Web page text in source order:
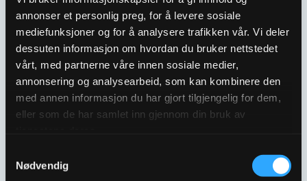
annonser et personlig preg, for å levere sosiale
mediefunksjoner og for å analysere trafikken vår. Vi deler
dessuten informasjon om hvordan du bruker nettstedet
vårt, med partnerne våre innen sosiale medier,
annonsering og analysearbeid, som kan kombinere den
med annen informasjon du har gjort tilgjengelig for dem,
eller som de har samlet inn gjennom din bruk av
Nødvendig
ULEFOS ESCO MANIFOLD
ULEFOS ESCO MANIFOLD